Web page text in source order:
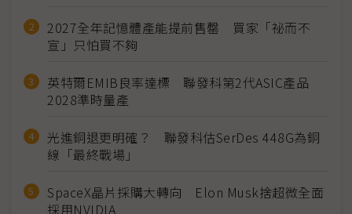
2027全年記憶體產能提前售罄 買家「祕而不
宣」只怕買不夠
英特爾EMIB良率達標 聯發科第2代ASIC產品
2028準時量產
光進銅退更明確？ 聯發科估SerDes 448G為銅
線「最終戰場」
SpaceX晶片採購大轉向 Elon Musk捨超微全面
採用NVIDIA